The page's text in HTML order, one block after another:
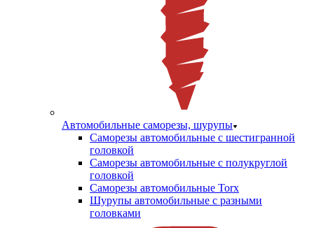
Автомобильные саморезы, шурупы
Саморезы автомобильные с шестигранной
головкой
Саморезы автомобильные с полукруглой
головкой
Саморезы автомобильные Torx
Шурупы автомобильные с разными
головками